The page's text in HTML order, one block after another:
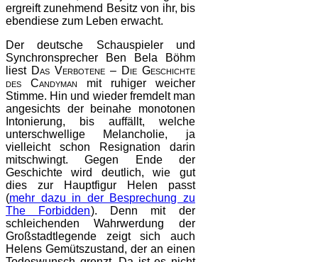
ergreift zunehmend Besitz von ihr, bis
ebendiese zum Leben erwacht.
Der deutsche Schauspieler und
Synchronsprecher Ben Bela Böhm
liest Das Verbotene – Die Geschichte
des Candyman mit ruhiger weicher
Stimme. Hin und wieder fremdelt man
angesichts der beinahe monotonen
Intonierung, bis auffällt, welche
unterschwellige Melancholie, ja
vielleicht schon Resignation darin
mitschwingt. Gegen Ende der
Geschichte wird deutlich, wie gut
dies zur Hauptfigur Helen passt
(mehr dazu in der Besprechung zu
The Forbidden). Denn mit der
schleichenden Wahrwerdung der
Großstadtlegende zeigt sich auch
Helens Gemütszustand, der an einen